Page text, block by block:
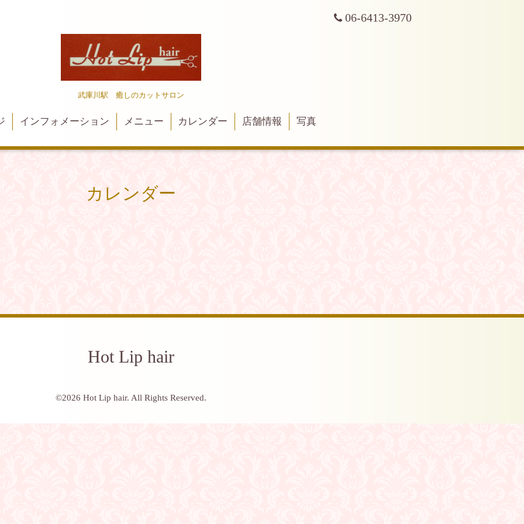
06-6413-3970
武庫川駅 癒しのカットサロン
インフォメーション メニュー カレンダー 店舗情報 写真
カレンダー
Hot Lip hair
©2026 Hot Lip hair. All Rights Reserved.